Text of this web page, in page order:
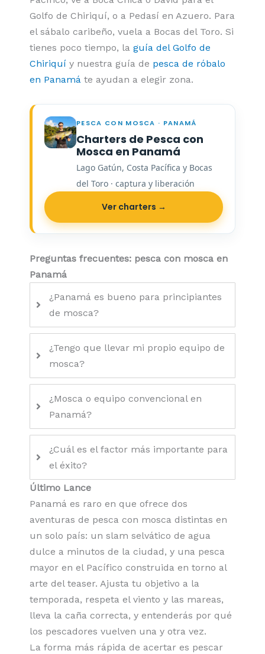
Golfo de Chiriquí, o a Pedasí en Azuero. Para
el sábalo caribeño, vuela a Bocas del Toro. Si
tienes poco tiempo, la guía del Golfo de
Chiriquí y nuestra guía de pesca de róbalo
en Panamá te ayudan a elegir zona.
PESCA CON MOSCA · PANAMÁ
Charters de Pesca con
Mosca en Panamá
Lago Gatún, Costa Pacífica y Bocas
del Toro · captura y liberación
Ver charters →
Preguntas frecuentes: pesca con mosca en
Panamá
¿Panamá es bueno para principiantes
de mosca?
¿Tengo que llevar mi propio equipo de
mosca?
¿Mosca o equipo convencional en
Panamá?
¿Cuál es el factor más importante para
el éxito?
Último Lance
Panamá es raro en que ofrece dos
aventuras de pesca con mosca distintas en
un solo país: un slam selvático de agua
dulce a minutos de la ciudad, y una pesca
mayor en el Pacífico construida en torno al
arte del teaser. Ajusta tu objetivo a la
temporada, respeta el viento y las mareas,
lleva la caña correcta, y entenderás por qué
los pescadores vuelven una y otra vez.
La forma más rápida de acertar es pescar